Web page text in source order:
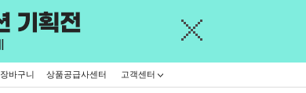
장바구니 상품공급사센터 고객센터